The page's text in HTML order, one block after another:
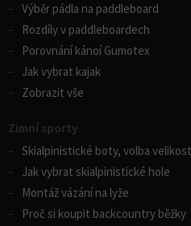
Výběr pádla na paddleboard
Rozdíly v paddleboardech
Porovnání kánoí Gumotex
Jak vybrat kajak
Zobrazit vše
Zimní sporty
Skialpinistické boty, volba
Jak vybrat skialpinistické hole
Montáž vázání na lyže
Proč si koupit backcountry běžky